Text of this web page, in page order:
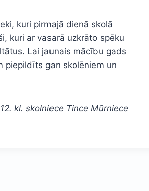
kuri pirmajā dienā skolā
kuri ar vasarā uzkrāto spēku
Lai jaunais mācību gads
piepildīts gan skolēniem un
12. kl. skolniece Tince Mūrniece